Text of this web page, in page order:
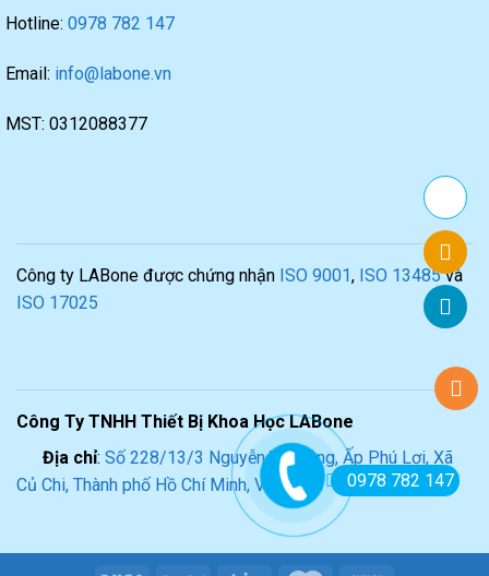
Hotline: 0978 782 147
Email: info@labone.vn
MST: 0312088377
Công ty LABone được chứng nhận ISO 9001, ISO 13485và
ISO 17025
Công Ty TNHH Thiết Bị Khoa Học LABone
Địa chỉ: Số 228/13/3 Nguyễn Thị Lắng, Ấp Phú Lợi, Xã
Củ Chi, Thành phố Hồ Chí Minh, Việt Nam
0978 782 147